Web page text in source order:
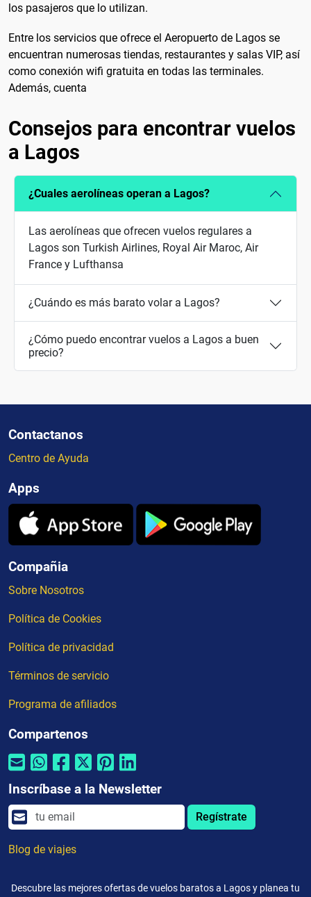
los pasajeros que lo utilizan.
Entre los servicios que ofrece el Aeropuerto de Lagos se
encuentran numerosas tiendas, restaurantes y salas VIP, así
como conexión wifi gratuita en todas las terminales.
Además, cuenta
Consejos para encontrar vuelos
a Lagos
¿Cuales aerolíneas operan a Lagos?
Las aerolíneas que ofrecen vuelos regulares a
Lagos son Turkish Airlines, Royal Air Maroc, Air
France y Lufthansa
¿Cuándo es más barato volar a Lagos?
¿Cómo puedo encontrar vuelos a Lagos a buen
precio?
Contactanos
Centro de Ayuda
Apps
Compañia
Sobre Nosotros
Política de Cookies
Política de privacidad
Términos de servicio
Programa de afiliados
Compartenos
Inscríbase a la Newsletter
Regístrate
Blog de viajes
Descubre las mejores ofertas de vuelos baratos a Lagos y planea tu